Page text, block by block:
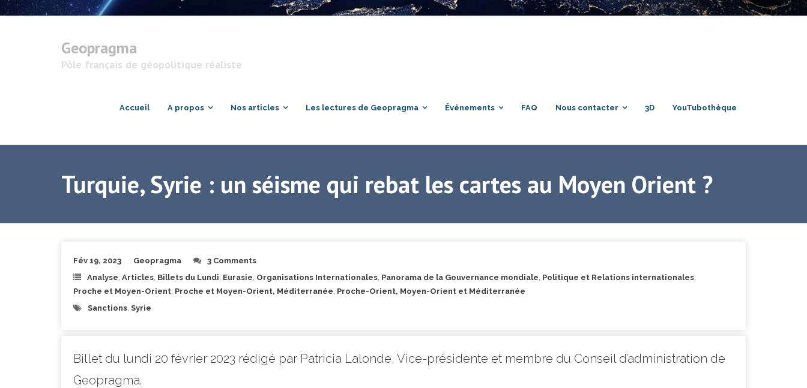
Geopragma
Pôle français de géopolitique réaliste
Accueil A propos Nos articles Les lectures de Geopragma Événements FAQ Nous contacter 3D YouTubothèque
Turquie, Syrie : un séisme qui rebat les cartes au Moyen Orient ?
Fév 19, 2023 Geopragma
3 Comments
Analyse Articles Billets du Lundi Eurasie Organisations Internationales Panorama de la Gouvernance mondiale Politique et Relations internationales
Proche et Moyen-Orient Proche et Moyen-Orient, Méditerranée Proche-Orient, Moyen-Orient et Méditerranée
Sanctions Syrie
Billet du lundi 20 février 2023 rédigé par Patricia Lalonde, Vice-présidente et membre du Conseil d’administration de
Geopragma.